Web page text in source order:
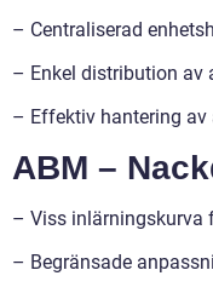
– Centraliserad
– Enkel distribution av
– Effektiv hantering av
ABM –
– Viss
– Begränsade